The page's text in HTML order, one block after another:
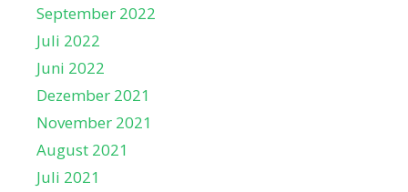
September 2022
Juli 2022
Juni 2022
Dezember 2021
November 2021
August 2021
Juli 2021